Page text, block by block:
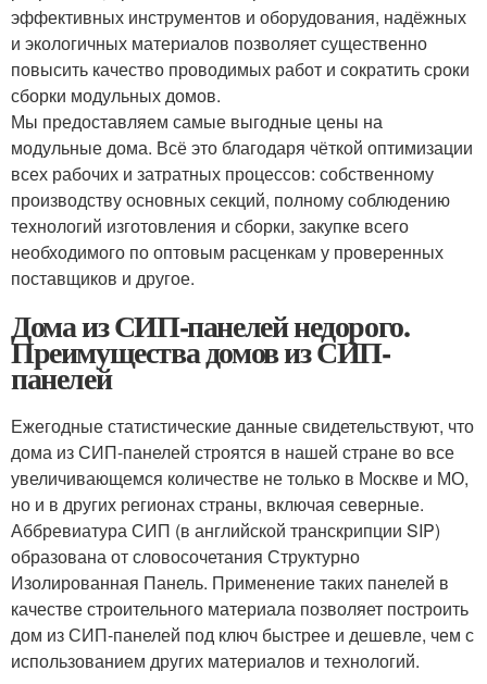
эффективных инструментов и оборудования, надёжных
и экологичных материалов позволяет существенно
повысить качество проводимых работ и сократить сроки
сборки модульных домов.
Мы предоставляем самые выгодные цены на
модульные дома. Всё это благодаря чёткой оптимизации
всех рабочих и затратных процессов: собственному
производству основных секций, полному соблюдению
технологий изготовления и сборки, закупке всего
необходимого по оптовым расценкам у проверенных
поставщиков и другое.
Дома из СИП-панелей недорого.
Преимущества домов из СИП-
панелей
Ежегодные статистические данные свидетельствуют, что
дома из СИП-панелей строятся в нашей стране во все
увеличивающемся количестве не только в Москве и МО,
но и в других регионах страны, включая северные.
Аббревиатура СИП (в английской транскрипции SIP)
образована от словосочетания Структурно
Изолированная Панель. Применение таких панелей в
качестве строительного материала позволяет построить
дом из СИП-панелей под ключ быстрее и дешевле, чем с
использованием других материалов и технологий.